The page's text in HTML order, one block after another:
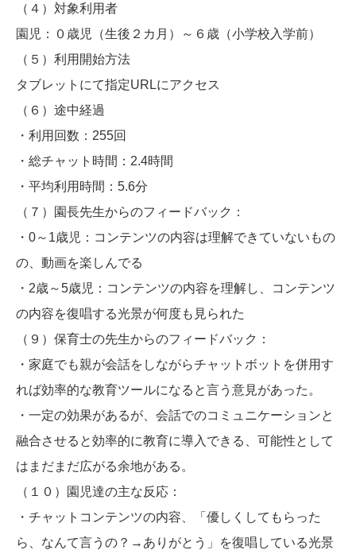
（４）対象利用者
園児：０歳児（生後２カ月）～６歳（小学校入学前）
（５）利用開始方法
タブレットにて指定URLにアクセス
（６）途中経過
・利用回数：255回
・総チャット時間：2.4時間
・平均利用時間：5.6分
（７）園長先生からのフィードバック：
・0～1歳児：コンテンツの内容は理解できていないもの
の、動画を楽しんでる
・2歳～5歳児：コンテンツの内容を理解し、コンテンツ
の内容を復唱する光景が何度も見られた
（９）保育士の先生からのフィードバック：
・家庭でも親が会話をしながらチャットボットを併用す
れば効率的な教育ツールになると言う意見があった。
・一定の効果があるが、会話でのコミュニケーションと
融合させると効率的に教育に導入できる、可能性として
はまだまだ広がる余地がある。
（１０）園児達の主な反応：
・チャットコンテンツの内容、「優しくしてもらった
ら、なんて言うの？→ありがとう」を復唱している光景